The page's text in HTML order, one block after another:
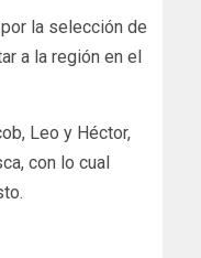
la selección de
a la región en el
Leo y Héctor,
con lo cual